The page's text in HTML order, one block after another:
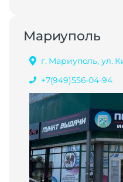
Мариуполь
г. Мариуполь, ул.
+7(949)556-04-94